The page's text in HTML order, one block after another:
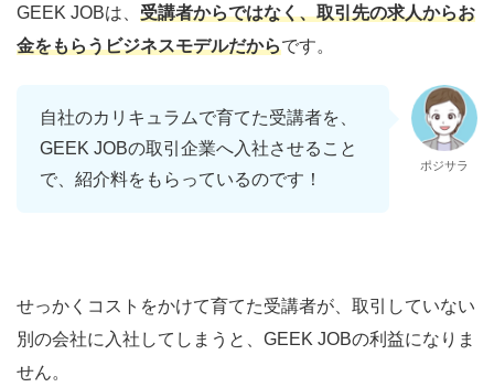
GEEK JOBは、 受講者からではなく、取引先の求人からお
金をもらうビジネスモデルだからです。
自社のカリキュラムで育てた受講者を、
GEEK JOBの取引企業へ入社させること
で、紹介料をもらっているのです！
ポジサラ
せっかくコストをかけて育てた受講者が、取引していない
別の会社に入社してしまうと、GEEK JOBの利益になりま
せん。